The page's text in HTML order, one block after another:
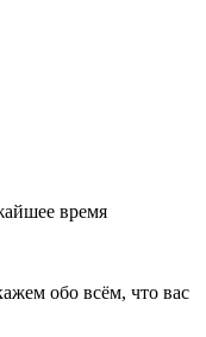
время
обо всём, что вас